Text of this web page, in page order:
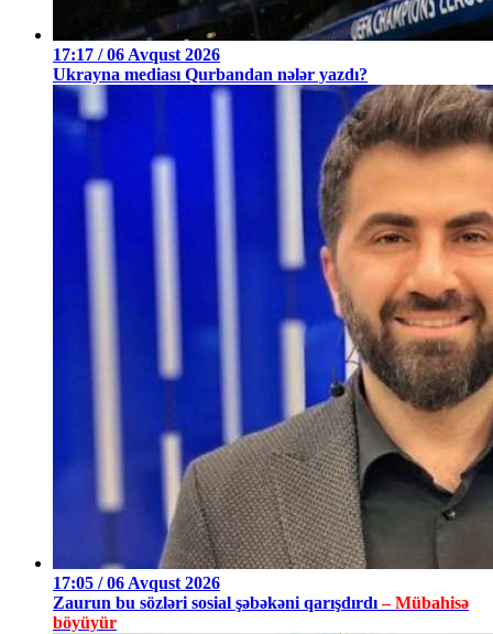
17:17 / 06 Avqust 2026
Ukrayna mediası Qurbandan nələr yazdı?
17:05 / 06 Avqust 2026
Zaurun bu sözləri sosial şəbəkəni qarışdırdı– Mübahisə
böyüyür